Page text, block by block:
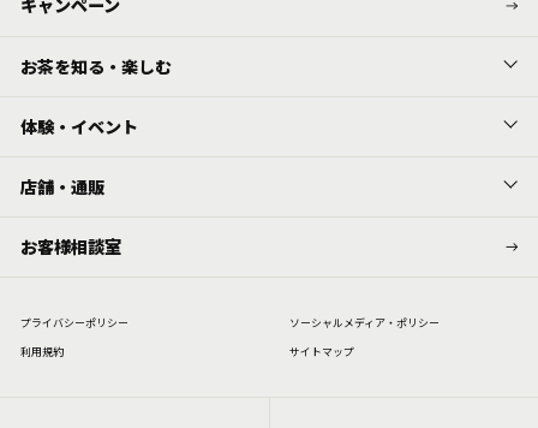
キャンペーン
お茶を知る・楽しむ
体験・イベント
店舗・通販
お客様相談室
プライバシーポリシー
ソーシャルメディア・ポリシー
利⽤規約
サイトマップ